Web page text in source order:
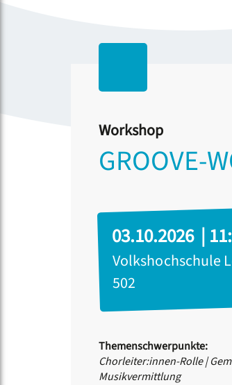
Workshop
GROOVE-
03.10.2026 |
Volkshochschule
502
Themenschwerpunkte:
Chorleiter:innen-Rolle|
Musikvermittlung